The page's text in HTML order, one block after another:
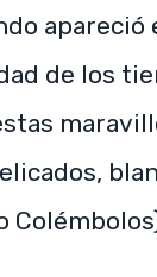
apareció
de los